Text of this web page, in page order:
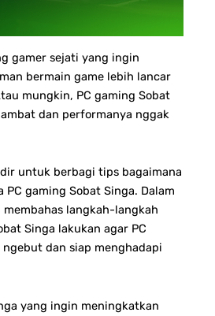
gamer sejati yang ingin
bermain game lebih lancar
mungkin, PC gaming Sobat
dan performanya nggak
untuk berbagi tips bagaimana
gaming Sobat Singa. Dalam
langkah-langkah
Singa lakukan agar PC
dan siap menghadapi
yang ingin meningkatkan